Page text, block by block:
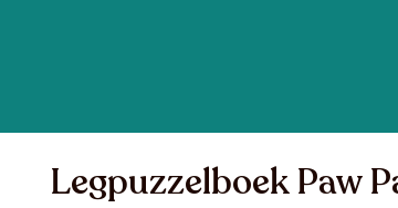
Legpuzzelboek Paw